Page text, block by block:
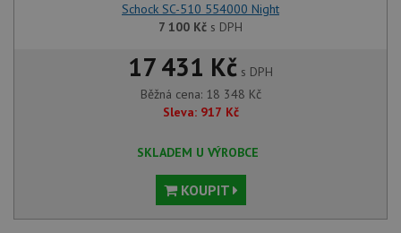
Schock SC-510 554000 Night
7 100 Kč s DPH
17 431 Kč s DPH
Běžná cena: 18 348 Kč
Sleva: 917 Kč
SKLADEM U VÝROBCE
KOUPIT